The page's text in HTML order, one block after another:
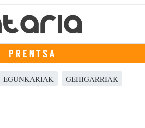
PRENTSA
EGUNKARIAK GEHIGARRIAK